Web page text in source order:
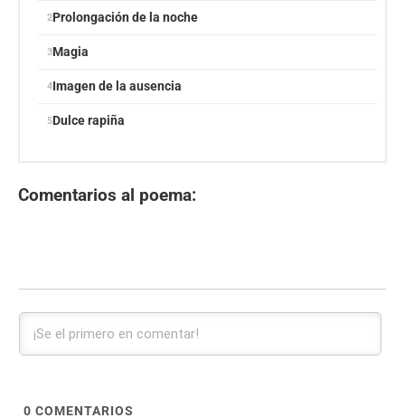
Prolongación de la noche
Magia
Imagen de la ausencia
Dulce rapiña
Comentarios al poema:
0 COMENTARIOS